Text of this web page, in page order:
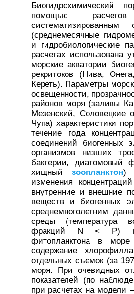
Биогидрохимический
помощью
систематизированным
(среднемесячные
и гидробиологические
расчетах использована
морские акватории
рекритоков (Нива,
Кереть). Параметры
освещенности,
районов моря (заливы
Мезенский, Соловецкие
Чупа) характеристики
течение года
соединений биогенных
организмов низших
бактерии, диатомовый
хищный зоопланктон)
изменения
внутренние и внешние
веществ и биогенных
среднемноголетним
среды (температура
фракций N < P) и
фитопланктона в
содержание
отдельных съемок (за
моря. При очевидных
показателей (по
при расчетах на модели